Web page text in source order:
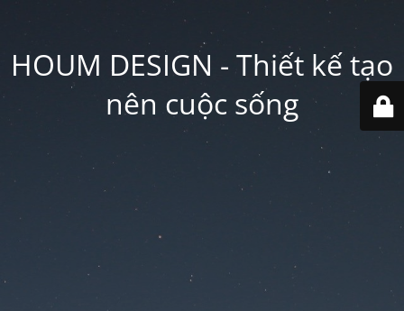
HOUM DESIGN - Thiết kế tạo
nên cuộc sống